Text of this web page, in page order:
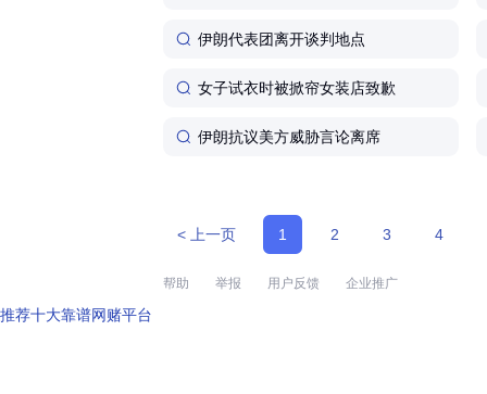
伊朗代表团离开谈判地点
女子试衣时被掀帘女装店致歉
伊朗抗议美方威胁言论离席
< 上一页 1 2 3 4
帮助 举报 用户反馈 企业推广
推荐十大靠谱网赌平台